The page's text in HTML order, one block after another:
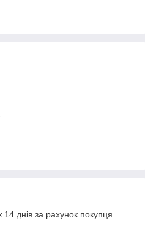
днів за рахунок покупця